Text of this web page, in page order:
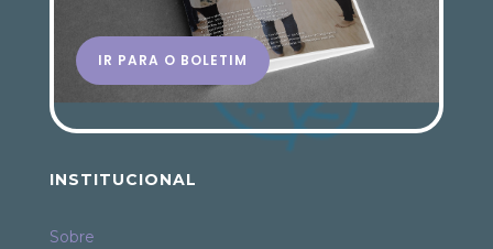
IR PARA O BOLETIM
INSTITUCIONAL
Sobre